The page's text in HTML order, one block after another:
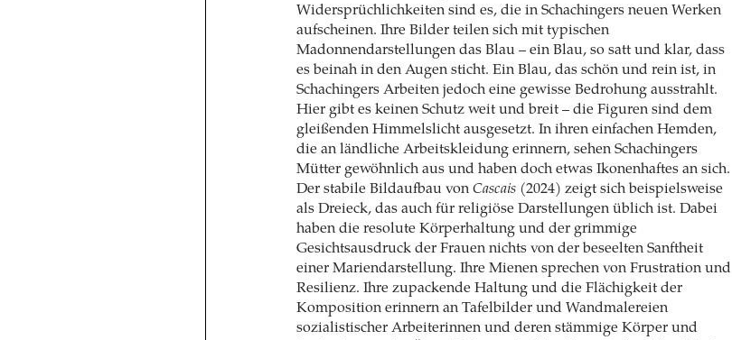
Widersprüchlichkeiten sind es, die in Schachingers neuen Werken
aufscheinen. Ihre Bilder teilen sich mit typischen
Madonnendarstellungen das Blau – ein Blau, so satt und klar, dass
es beinah in den Augen sticht. Ein Blau, das schön und rein ist, in
Schachingers Arbeiten jedoch eine gewisse Bedrohung ausstrahlt.
Hier gibt es keinen Schutz weit und breit – die Figuren sind dem
gleißenden Himmelslicht ausgesetzt. In ihren einfachen Hemden,
die an ländliche Arbeitskleidung erinnern, sehen Schachingers
Mütter gewöhnlich aus und haben doch etwas Ikonenhaftes an sich.
Der stabile Bildaufbau von Cascais(2024) zeigt sich beispielsweise
als Dreieck, das auch für religiöse Darstellungen üblich ist. Dabei
haben die resolute Körperhaltung und der grimmige
Gesichtsausdruck der Frauen nichts von der beseelten Sanftheit
einer Mariendarstellung. Ihre Mienen sprechen von Frustration und
Resilienz. Ihre zupackende Haltung und die Flächigkeit der
Komposition erinnern an Tafelbilder und Wandmalereien
sozialistischer Arbeiterinnen und deren stämmige Körper und